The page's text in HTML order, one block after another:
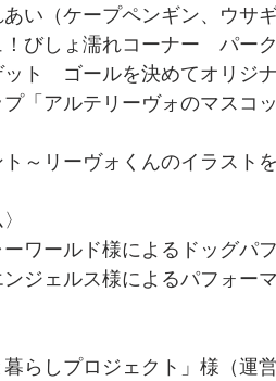
あい（ケープペンギン、ウサ
！びしょ濡れコーナー　パー
ット　ゴールを決めてオリジ
プ「アルテリーヴォのマスコ
ト～リーヴォくんのイラスト
ーワールド様によるドッグパ
ンジェルス様によるパフォー
暮らしプロジェクト」様（運